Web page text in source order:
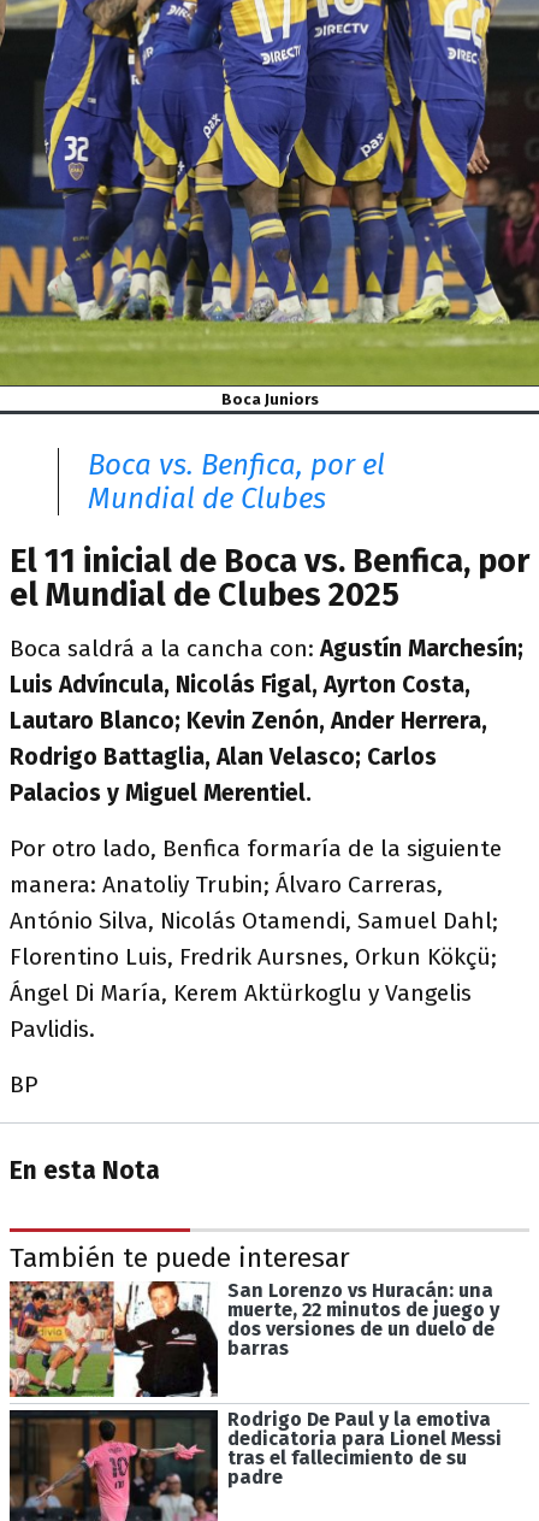
Boca Juniors
Boca vs. Benfica, por el
Mundial de Clubes
El 11 inicial de Boca vs. Benfica, por
el Mundial de Clubes 2025
Boca saldrá a la cancha con:Agustín Marchesín;
Luis Advíncula, Nicolás Figal, Ayrton Costa,
Lautaro Blanco; Kevin Zenón, Ander Herrera,
Rodrigo Battaglia, Alan Velasco; Carlos
Palacios y Miguel Merentiel.
Por otro lado, Benfica formaría de la siguiente
manera: Anatoliy Trubin; Álvaro Carreras,
António Silva, Nicolás Otamendi, Samuel Dahl;
Florentino Luis, Fredrik Aursnes, Orkun Kökçü;
Ángel Di María, Kerem Aktürkoglu y Vangelis
Pavlidis.
BP
En esta Nota
También te puede interesar
San Lorenzo vs Huracán: una
muerte, 22 minutos de juego y
dos versiones de un duelo de
barras
Rodrigo De Paul y la emotiva
dedicatoria para Lionel Messi
tras el fallecimiento de su
padre